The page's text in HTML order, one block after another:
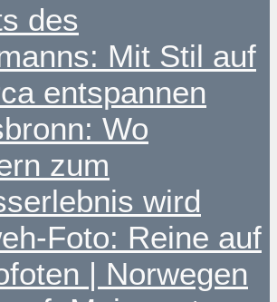
des
Mit Stil auf
entspannen
Wo
zum
wird
Foto: Reine auf
| Norwegen